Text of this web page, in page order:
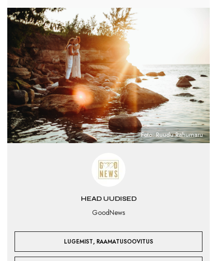
HEAD UUDISED
GoodNews
LUGEMIST, RAAMATUSOOVITUS
Foto: Ruudu Rahumaru